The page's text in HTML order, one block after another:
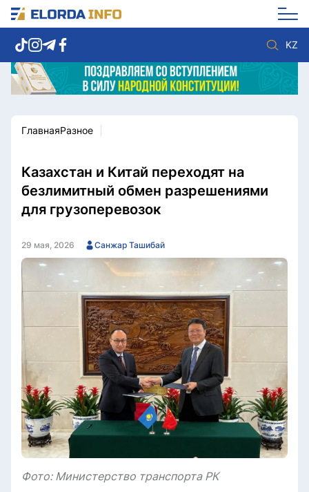
KZ
Новости столицы
Спорт
Культура
Разное
Мнение
Видео
Мир
Послание
Служба Комплаенс
ГлавнаяРазное
Казахстан и Китай переходят на
безлимитный обмен разрешениями
для грузоперевозок
29 мая, 2026 Санжар Ташибай
Фото: Министерство транспорта РК